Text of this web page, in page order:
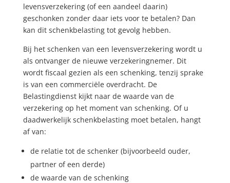
levensverzekering (of een aandeel daarin)
geschonken zonder daar iets voor te betalen? Dan
kan dit schenkbelasting tot gevolg hebben.
Bij het schenken van een levensverzekering wordt u
als ontvanger de nieuwe verzekeringnemer. Dit
wordt fiscaal gezien als een schenking, tenzij sprake
is van een commerciële overdracht. De
Belastingdienst kijkt naar de waarde van de
verzekering op het moment van schenking. Of u
daadwerkelijk schenkbelasting moet betalen, hangt
af van:
de relatie tot de schenker (bijvoorbeeld ouder,
partner of een derde)
de waarde van de schenking